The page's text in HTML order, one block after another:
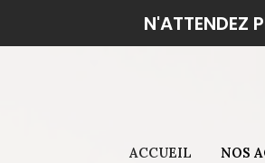
N'ATTENDEZ
ACCUEIL NOS
Secteur